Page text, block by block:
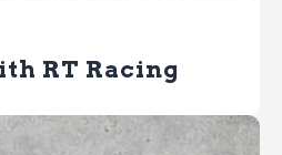
RT Racing